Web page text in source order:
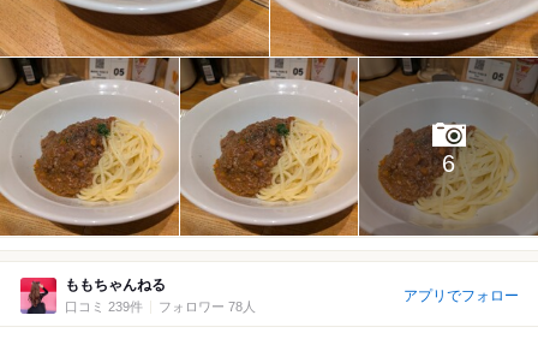
6
ももちゃんねる
口コミ 239件 フォロワー 78人
アプリでフォロー